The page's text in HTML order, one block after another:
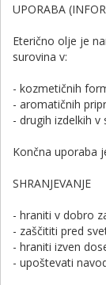
UPORABA
Eterično olje je
surovina v:
- kozmetičnih
- aromatičnih
- drugih izdelkih
Končna uporaba
SHRANJEVANJE
- hraniti v dobro
- zaščititi pred
- hraniti izven
- upoštevati